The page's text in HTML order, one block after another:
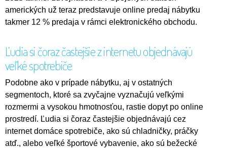
amerických už teraz predstavuje online predaj nábytku
takmer 12 % predaja v rámci elektronického obchodu.
Ľudia si čoraz častejšie z internetu objednávajú
veľké spotrebiče
Podobne ako v prípade nábytku, aj v ostatných
segmentoch, ktoré sa zvyčajne vyznačujú veľkými
rozmermi a vysokou hmotnosťou, rastie dopyt po online
prostredí. Ľudia si čoraz častejšie objednávajú cez
internet domáce spotrebiče, ako sú chladničky, práčky
atď., alebo veľké športové vybavenie, ako sú bežecké